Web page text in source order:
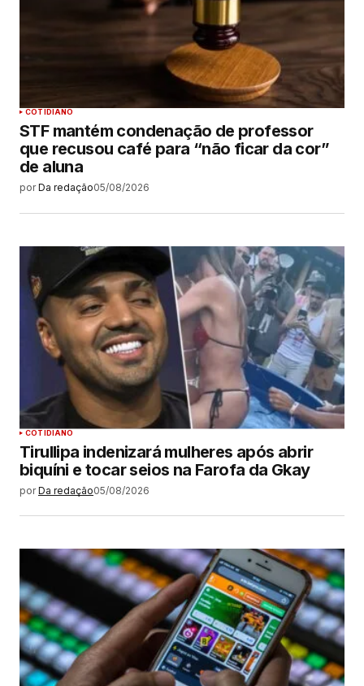
COTIDIANO
STF mantém condenação de professor
que recusou café para “não ficar da cor”
de aluna
por Da redação05/08/2026
COTIDIANO
Tirullipa indenizará mulheres após abrir
biquíni e tocar seios na Farofa da Gkay
por Da redação05/08/2026